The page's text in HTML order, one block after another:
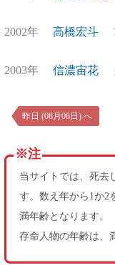
2002年 高橋宏斗
2003年 信濃宙花
昨日 (08月08日) へ
※注
当サイトでは、死去
す。数え年から1か2
満年齢となります。
存命人物の年齢は、